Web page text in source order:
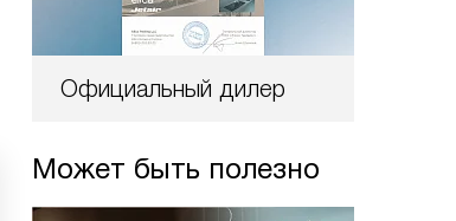
Официальный дилер
Может быть полезно